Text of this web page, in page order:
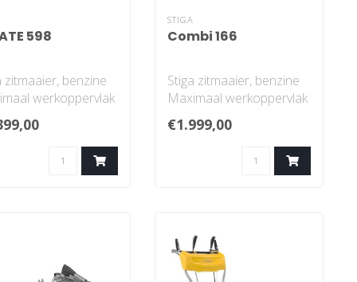
598
zitmaaier, benzine
werkoppervlak
98 cm
STIGA
Combi 166
Stiga zitmaaier, benzine
Maximaal werkoppervlak
1500 m²
Maaibreedte 66 cm
€1.999,00